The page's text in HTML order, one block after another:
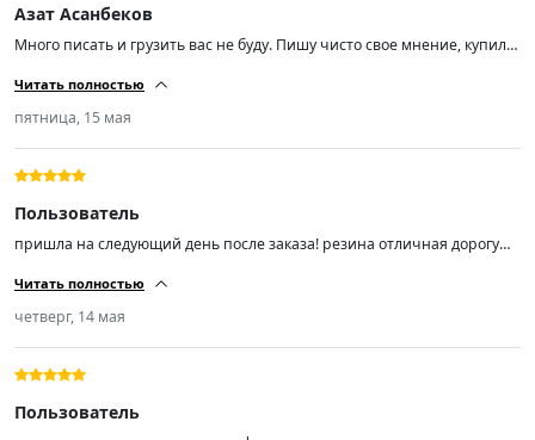
Азат Асанбеков
Много писать и грузить вас не буду. Пишу чисто свое мнение, купил
прогадал! Размер шин 225/55/ R18, отбалсировались хорошо. Мягкие
шум незначительный (средний). Советую пока цены не кусаются,
спрос вырастает и цены тоже.
Читать полностью
пятница, 15 мая
Пользователь
пришла на следующий день после заказа! резина отличная дорогу
сказал резина шикарная! поставил на Лифан смайл ! я доволен!
продавцу респект!)))!!!!!!!
Читать полностью
четверг, 14 мая
Пользователь